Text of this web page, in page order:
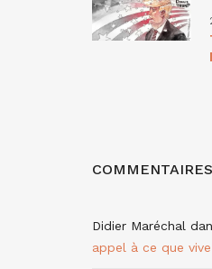
Didier Maréchal
appel à ce que